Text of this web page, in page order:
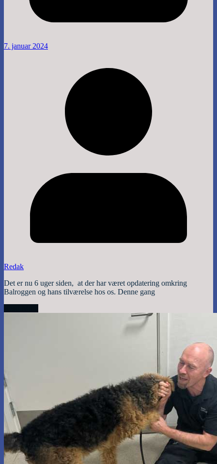
7. januar 2024
Redak
Det er nu 6 uger siden, at der har været opdatering omkring
Balroggen og hans tilværelse hos os. Denne gang